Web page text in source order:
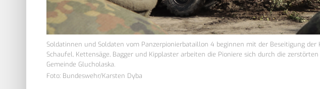
Soldatinnen und Soldaten vom Panzerpionierbataillon 4 beginnen mit der Beseitigung der
Schaufel, Kettensäge, Bagger und Kipplaster arbeiten die Pioniere sich durch die
Gemeinde Glucholaska.
Foto: Bundeswehr/Karsten Dyba